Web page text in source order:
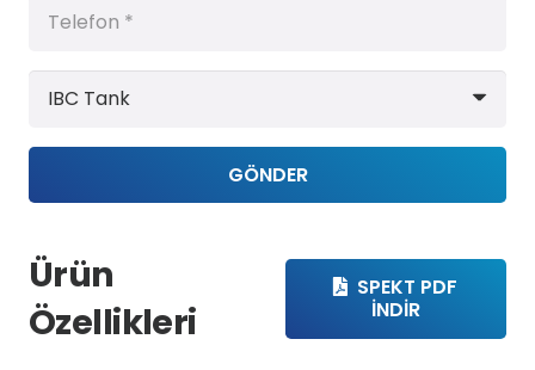
GÖNDER
Ürün
Özellikleri
SPEKT PDF
İNDİR